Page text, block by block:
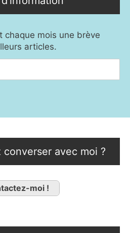
chaque mois une brève
articles.
avec moi ?
moi !